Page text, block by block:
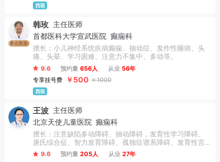
西医
多点执业
韩玫 主任医师
首都医科大学宣武医院 癫痫科
擅长：小儿神经系统疾病癫痫、抽动症、发作性睡病、头
痛、头晕、学习困难、注意力不集中、多动等。
9.6 预约量 656人 从业 56年
专享挂号费
￥500 ￥1000
西医
王波 主任医师
北京天使儿童医院 癫痫科
擅长：注意缺陷多动障碍、抽动障碍，发育性学习障碍、
唐氏综合征、智力发育障碍、孤独症谱系障碍、发育性言
语或语言障碍、发育性运动协调障碍、癫痫、矮小症、夹
腿综合征、性早熟、心理障碍(青少年焦虑、抑郁、青少年
9.6 预约量 205人 从业 27年